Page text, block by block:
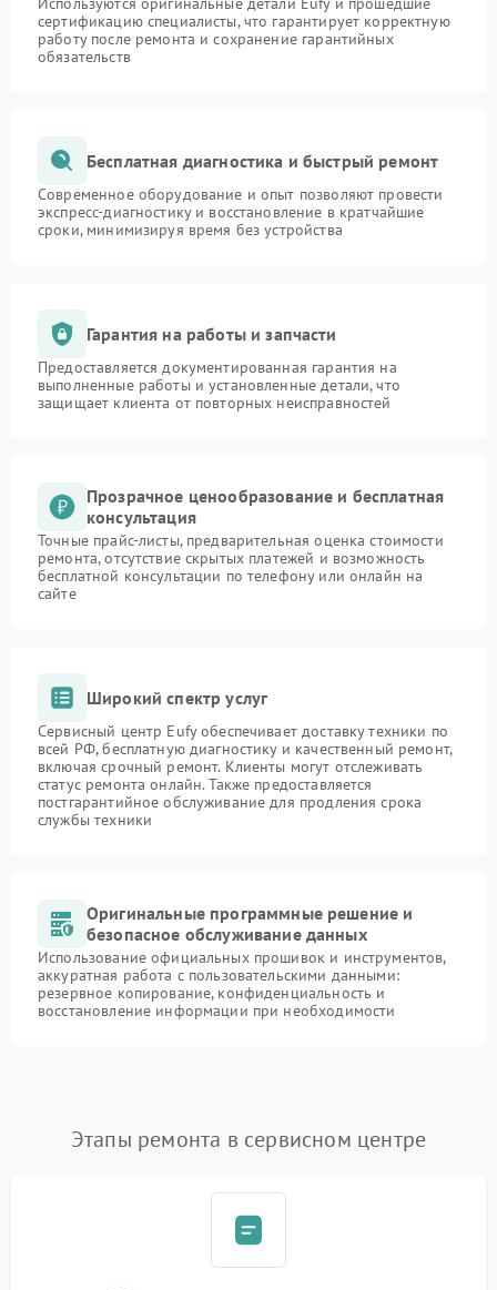
сертификацию специалисты, что гарантирует корректную
работу после ремонта и сохранение гарантийных
обязательств
Бесплатная диагностика и быстрый ремонт
Современное оборудование и опыт позволяют провести
экспресс-диагностику и восстановление в кратчайшие
сроки, минимизируя время без устройства
Гарантия на работы и запчасти
Предоставляется документированная гарантия на
выполненные работы и установленные детали, что
защищает клиента от повторных неисправностей
Прозрачное ценообразование и бесплатная
консультация
Точные прайс-листы, предварительная оценка стоимости
ремонта, отсутствие скрытых платежей и возможность
бесплатной консультации по телефону или онлайн на
сайте
Широкий спектр услуг
Сервисный центр Eufy обеспечивает доставку техники по
всей РФ, бесплатную диагностику и качественный ремонт,
включая срочный ремонт. Клиенты могут отслеживать
статус ремонта онлайн. Также предоставляется
постгарантийное обслуживание для продления срока
службы техники
Оригинальные программные решение и
безопасное обслуживание данных
Использование официальных прошивок и инструментов,
аккуратная работа с пользовательскими данными:
резервное копирование, конфиденциальность и
восстановление информации при необходимости
Этапы ремонта в сервисном центре